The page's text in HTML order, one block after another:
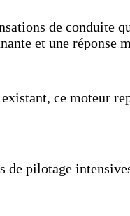
de conduite
et une réponse
ce moteur
de pilotage